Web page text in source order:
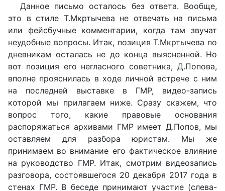
Данное письмо осталось без ответа. Вообще,
это в стиле Т.Мкртычева не отвечать на письма
или фейсбучные комментарии, когда там звучат
неудобные вопросы. Итак, позиция Т.Мкртычева по
дневникам осталась не до конца выясненной. Но
вот позиция его негласного советника, Д.Попова,
вполне прояснилась в ходе личной встрече с ним
на последней выставке в ГМР, видео-запись
которой мы прилагаем ниже. Сразу скажем, что
вопрос того, какие правовые основания
распоряжаться архивами ГМР имеет Д.Попов, мы
оставляем для разбора юристам. Мы же
принимаем во внимание его фактическое влияние
на руководство ГМР. Итак, смотрим видеозапись
разговора, состоявшегося 20 декабря 2017 года в
стенах ГМР. В беседе принимают участие (слева-